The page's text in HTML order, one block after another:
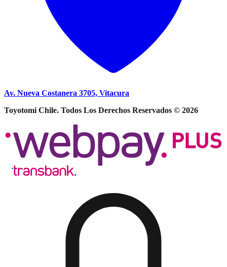
Av. Nueva Costanera 3705, Vitacura
Toyotomi Chile. Todos Los Derechos Reservados © 2026